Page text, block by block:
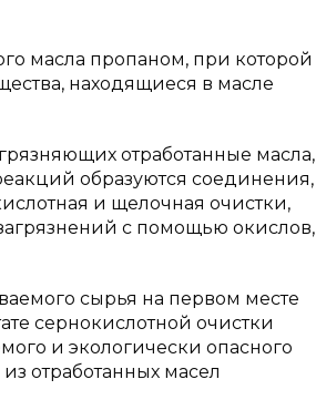
масла пропаном, при которой
находящиеся в масле
отработанные масла,
образуются соединения,
и щелочная очистки,
с помощью окислов,
сырья на первом месте
сернокислотной очистки
и экологически опасного
отработанных масел